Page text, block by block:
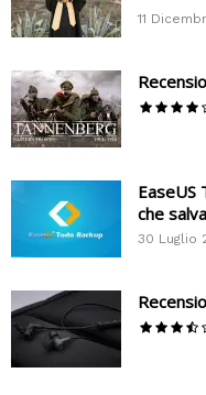
11
EaseUS
che
30 Luglio